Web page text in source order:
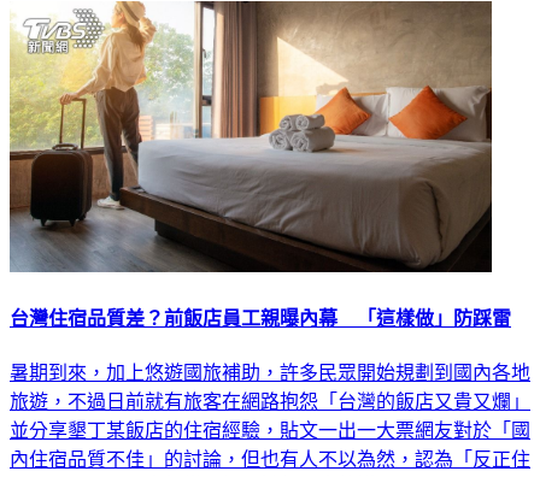
台灣住宿品質差？前飯店員工親曝內幕 「這樣做」防踩雷
暑期到來，加上悠遊國旅補助，許多民眾開始規劃到國內各地
旅遊，不過日前就有旅客在網路抱怨「台灣的飯店又貴又爛」
並分享墾丁某飯店的住宿經驗，貼文一出一大票網友對於「國
內住宿品質不佳」的討論，但也有人不以為然，認為「反正住